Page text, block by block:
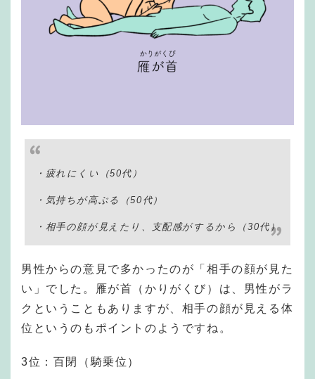
・疲れにくい（50代）
・気持ちが高ぶる（50代）
・相手の顔が見えたり、支配感がするから（30代）
男性からの意見で多かったのが「相手の顔が見た
い」でした。雁が首（かりがくび）は、男性がラ
クということもありますが、相手の顔が見える体
位というのもポイントのようですね。
3位：百閉（騎乗位）